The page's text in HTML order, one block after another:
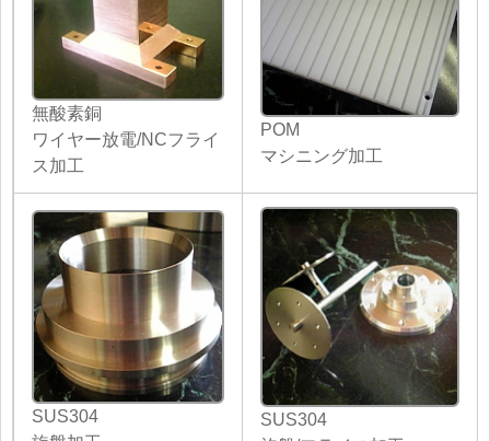
無酸素銅
ワイヤー放電/NCフライ
ス加工
POM
マシニング加工
SUS304
SUS304